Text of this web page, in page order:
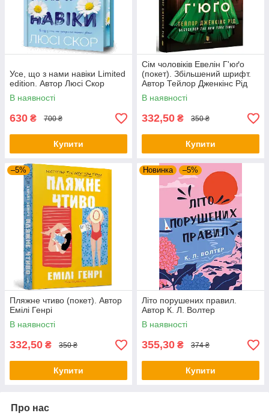
Усе, що з нами навіки Limited
edition. Автор Люсі Скор
В наявності
630 ₴ 700 ₴
Купити
Сім чоловіків Евелін Г'юґо
(покет). Збільшений шрифт.
Автор Тейлор Дженкінс Рід
В наявності
332,50 ₴ 350 ₴
Купити
–5%
Пляжне чтиво (покет). Автор
Емілі Генрі
В наявності
332,50 ₴ 350 ₴
Купити
Новинка –5%
Літо порушених правил.
Автор К. Л. Волтер
В наявності
355,30 ₴ 374 ₴
Купити
Про нас